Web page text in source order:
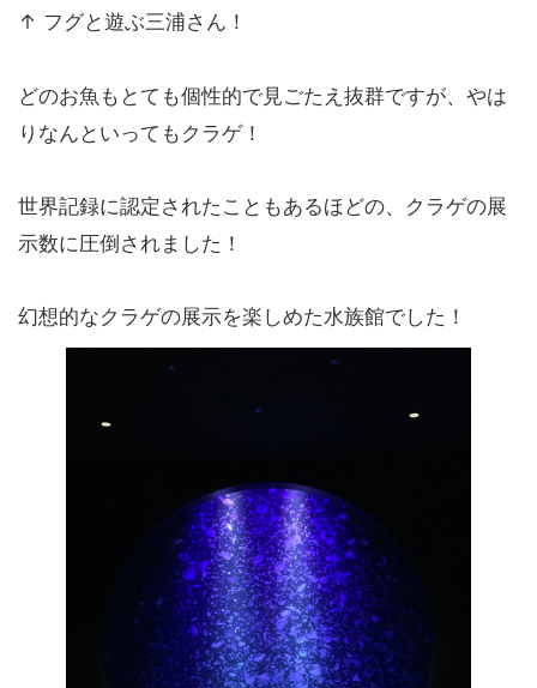
↑ フグと遊ぶ三浦さん！
どのお魚もとても個性的で見ごたえ抜群ですが、やは
りなんといってもクラゲ！
世界記録に認定されたこともあるほどの、クラゲの展
示数に圧倒されました！
幻想的なクラゲの展示を楽しめた水族館でした！